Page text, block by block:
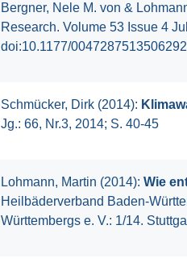
Bergner, Nele M. von &
Research. Volume 53 Issue 4
doi:10.1177/0047287513506292
Schmücker, Dirk (2014):
Jg.: 66, Nr.3, 2014; S. 40-45
Lohmann, Martin (2014): Wie
Heilbäderverband Baden-
Württembergs e. V.: 1/14.